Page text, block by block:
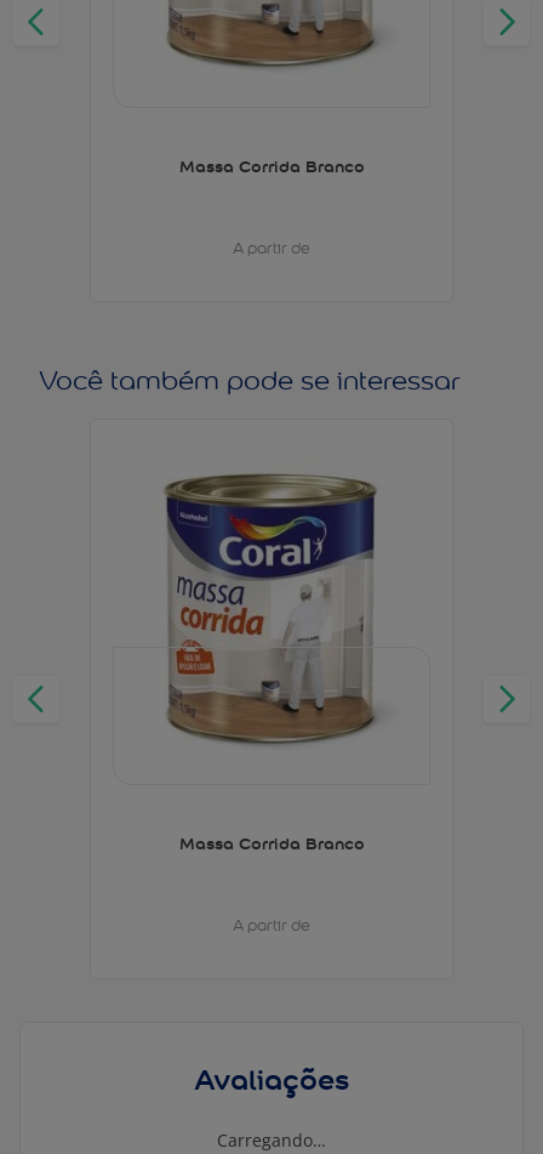
Massa Corrida Branco
A partir de
Você também pode se interessar
Massa Corrida Branco
A partir de
Avaliações
Carregando…